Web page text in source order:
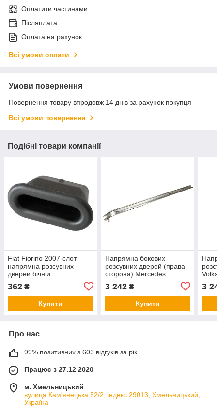
Оплатити частинами
Післяплата
Оплата на рахунок
Всі умови оплати
Умови повернення
Повернення товару впродовж 14 днів за рахунок покупця
Всі умови повернення
Подібні товари компанії
Fiat Fiorino 2007-слот
напрямна розсувних
дверей бічній
362 ₴
Купити
Напрямна бокових
розсувних дверей (права
сторона) Mercedes
Sprinter та Volkswagen LT
II 1995–2006
3 242₴
Купити
3
Про нас
99% позитивних з 603 відгуків за рік
Працює з 27.12.2020
м. Хмельницький
вулиця Кам'янецька 52/2, індекс 29013, Хмельницький,
Україна